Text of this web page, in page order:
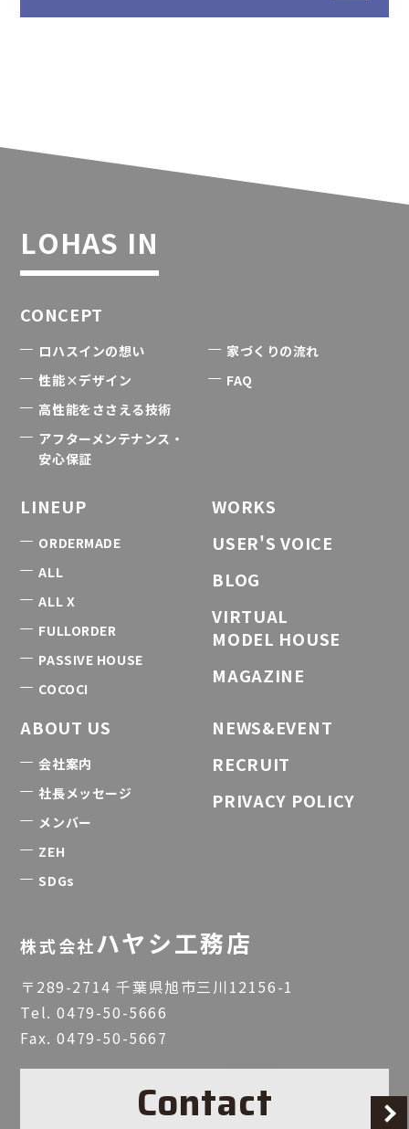
LOHAS IN
CONCEPT
ロハスインの想い
性能×デザイン
高性能をささえる技術
アフターメンテナンス・
安心保証
家づくりの流れ
FAQ
LINEUP
ORDERMADE
ALL
ALL X
FULLORDER
PASSIVE HOUSE
COCOCI
WORKS
USER'S VOICE
BLOG
VIRTUAL
MODEL HOUSE
MAGAZINE
ABOUT US
会社案内
社長メッセージ
メンバー
ZEH
SDGs
NEWS&EVENT
RECRUIT
PRIVACY POLICY
株式会社ハヤシ工務店
〒289-2714 千葉県旭市三川12156-1
Tel.0479-50-5666
Fax. 0479-50-5667
Contact